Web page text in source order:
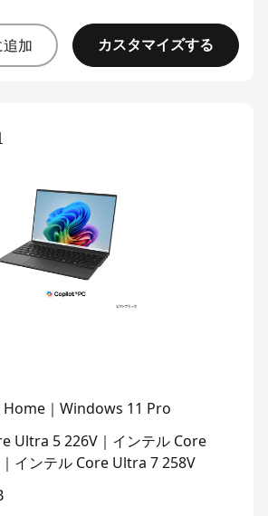
加 カスタマイズする
｜Windows 11 Pro
Ultra 5 226V｜インテル Core
インテル Core Ultra 7 258V